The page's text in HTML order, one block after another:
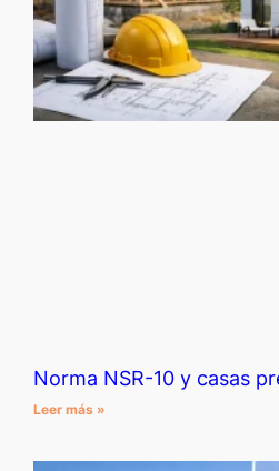
Norma NSR-10 y casas
Leer más »